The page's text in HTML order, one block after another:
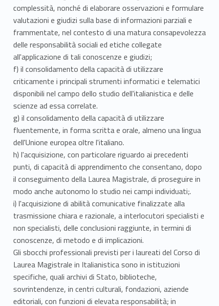
complessità, nonché di elaborare osservazioni e formulare
valutazioni e giudizi sulla base di informazioni parziali e
frammentate, nel contesto di una matura consapevolezza
delle responsabilità sociali ed etiche collegate
all'applicazione di tali conoscenze e giudizi;
f) il consolidamento della capacità di utilizzare
criticamente i principali strumenti informatici e telematici
disponibili nel campo dello studio dell'italianistica e delle
scienze ad essa correlate.
g) il consolidamento della capacità di utilizzare
fluentemente, in forma scritta e orale, almeno una lingua
dell'Unione europea oltre l'italiano.
h) l'acquisizione, con particolare riguardo ai precedenti
punti, di capacità di apprendimento che consentano, dopo
il conseguimento della Laurea Magistrale, di proseguire in
modo anche autonomo lo studio nei campi individuati;.
i) l'acquisizione di abilità comunicative finalizzate alla
trasmissione chiara e razionale, a interlocutori specialisti e
non specialisti, delle conclusioni raggiunte, in termini di
conoscenze, di metodo e di implicazioni.
Gli sbocchi professionali previsti per i laureati del Corso di
Laurea Magistrale in Italianistica sono in istituzioni
specifiche, quali archivi di Stato, biblioteche,
sovrintendenze, in centri culturali, fondazioni, aziende
editoriali, con funzioni di elevata responsabilità; in